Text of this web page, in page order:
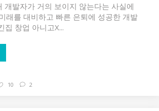
개발자가 거의 보이지 않는다는 사실에
래를 대비하고 빠른 은퇴에 성공한 개발
집 창업 아니고X...
10 2